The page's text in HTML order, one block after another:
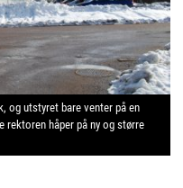
og utstyret bare venter på en
rektoren håper på ny og større